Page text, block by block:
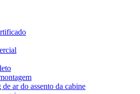
de ar do assento da cabine